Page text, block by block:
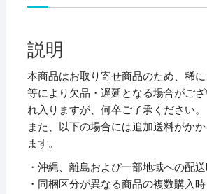
パ
ッ
ク
(10
【×50
セ
ッ
ト】
説明
本商品はお取り寄せ商品のため、稀
等により欠品・遅延となる場合がご
れ入りますが、何卒ご了承ください。
また、以下の場合には追加送料がか
ます。
・沖縄、離島および一部地域への配
・同梱区分が異なる商品の複数購入時